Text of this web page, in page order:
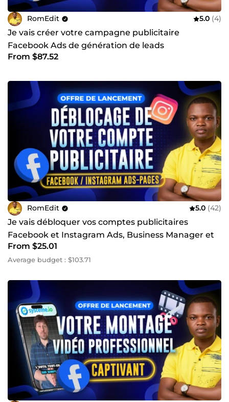
RomEdit 5.0 (4)
Je vais créer votre campagne publicitaire
Facebook Ads de génération de leads
From $87.52
RomEdit 5.0 (42)
Je vais débloquer vos comptes publicitaires
Facebook et Instagram Ads, Business Manager et
Pages
From $25.01
Average budget : $103.71